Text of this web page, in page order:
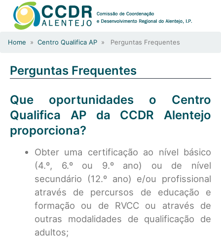
Home » Centro Qualifica AP » Perguntas Frequentes
Perguntas Frequentes
Que oportunidades o Centro
Qualifica AP da CCDR Alentejo
proporciona?
Obter uma certificação ao nível básico
(4.º, 6.º ou 9.º ano) ou de nível
secundário (12.º ano) e/ou profissional
através de percursos de educação e
formação ou de RVCC ou através de
outras modalidades de qualificação de
adultos;